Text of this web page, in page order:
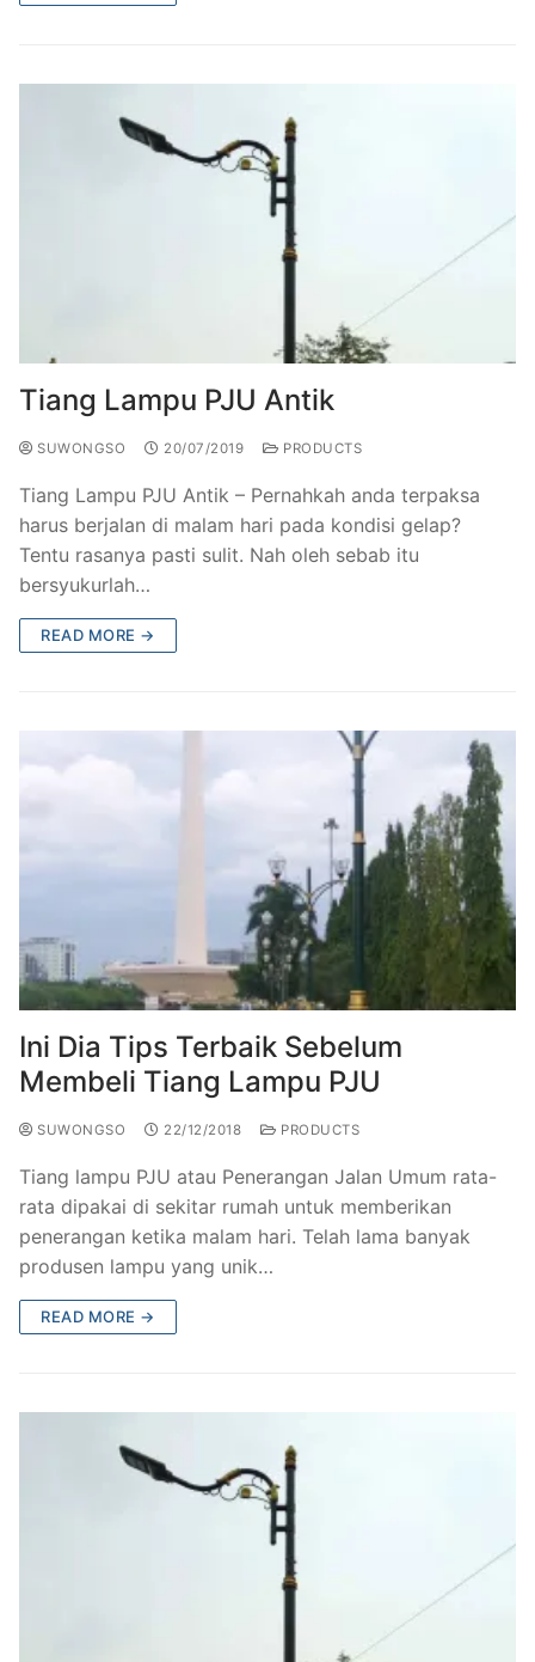
Tiang Lampu PJU Antik
SUWONGSO 20/07/2019 PRODUCTS
Tiang Lampu PJU Antik – Pernahkah anda terpaksa
harus berjalan di malam hari pada kondisi gelap?
Tentu rasanya pasti sulit. Nah oleh sebab itu
bersyukurlah…
READ MORE →
Ini Dia Tips Terbaik Sebelum
Membeli Tiang Lampu PJU
SUWONGSO 22/12/2018 PRODUCTS
Tiang lampu PJU atau Penerangan Jalan Umum rata-
rata dipakai di sekitar rumah untuk memberikan
penerangan ketika malam hari. Telah lama banyak
produsen lampu yang unik…
READ MORE →